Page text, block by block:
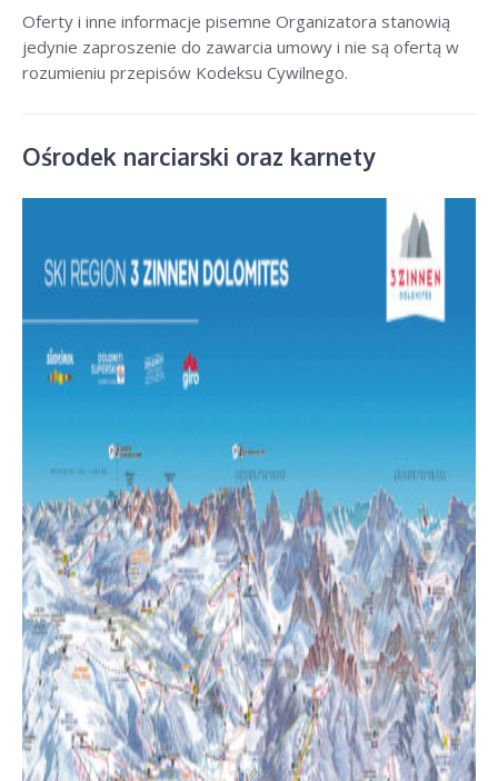
Oferty i inne informacje pisemne Organizatora stanowią
jedynie zaproszenie do zawarcia umowy i nie są ofertą w
rozumieniu przepisów Kodeksu Cywilnego.
Ośrodek narciarski oraz karnety